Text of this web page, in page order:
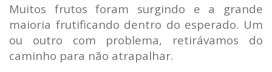
Muitos frutos foram surgindo e a grande
maioria frutificando dentro do esperado. Um
ou outro com problema, retirávamos do
caminho para não atrapalhar.